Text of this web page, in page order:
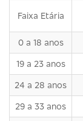
Faixa Etária
0 a 18 anos
19 a 23 anos
24 a 28 anos
29 a 33 anos